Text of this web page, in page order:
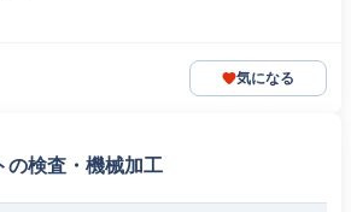
気になる
の検査・機械加工